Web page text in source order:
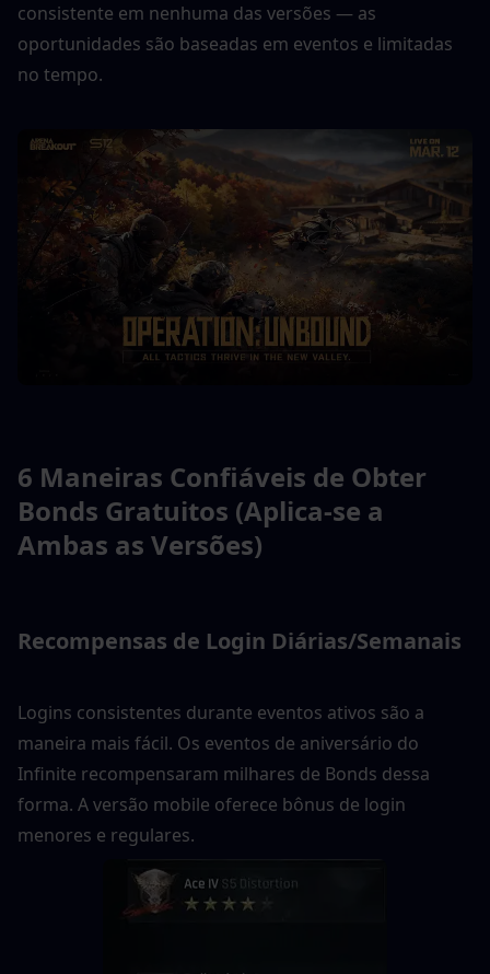
consistente em nenhuma das versões — as
oportunidades são baseadas em eventos e limitadas
no tempo.
6 Maneiras Confiáveis de Obter
Bonds Gratuitos (Aplica-se a
Ambas as Versões)
Recompensas de Login Diárias/Semanais
Logins consistentes durante eventos ativos são a
maneira mais fácil. Os eventos de aniversário do
Infinite recompensaram milhares de Bonds dessa
forma. A versão mobile oferece bônus de login
menores e regulares.